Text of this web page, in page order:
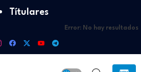
Títulares
Error: No hay resultados